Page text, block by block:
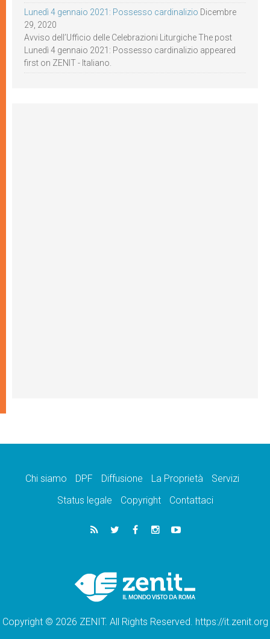
Lunedì 4 gennaio 2021: Possesso cardinalizio Dicembre
29, 2020
Avviso dell’Ufficio delle Celebrazioni Liturgiche The post
Lunedì 4 gennaio 2021: Possesso cardinalizio appeared
first on ZENIT - Italiano.
Chi siamo DPF Diffusione La Proprietà
Servizi
Status legale
Copyright Contattaci
Copyright © 2026 ZENIT. All Rights Reserved. https://it.zenit.org